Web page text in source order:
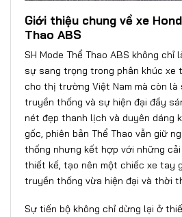
Giới thiệu chung về xe
Thao ABS
SH Mode Thể Thao ABS không
sự sang trọng trong phân khúc xe
cho thị trường Việt Nam mà còn là
truyền thống và sự hiện đại đầy
nét đẹp thanh lịch và duyên dáng
gốc, phiên bản Thể Thao vẫn giữ
thống nhưng kết hợp với những
thiết kế, tạo nên một chiếc xe tay
truyền thống vừa hiện đại và thời
Sự tiến bộ không chỉ dừng lại ở